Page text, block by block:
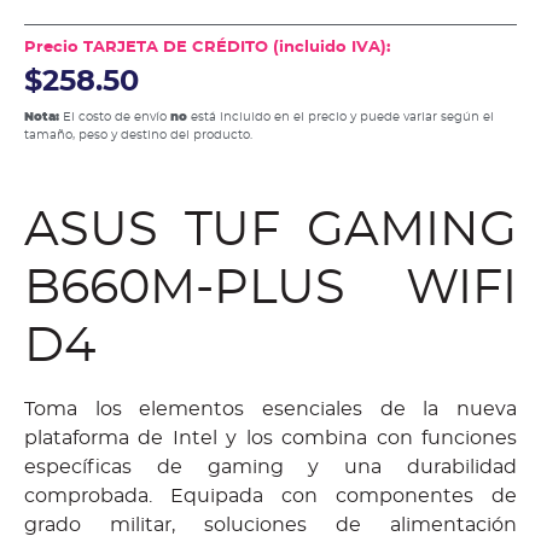
Precio TARJETA DE CRÉDITO (incluido IVA):
$258.50
Nota: El costo de envío no está incluido en el precio y puede variar según el
tamaño, peso y destino del producto.
ASUS TUF GAMING
B660M-PLUS WIFI
D4
Toma los elementos esenciales de la nueva
plataforma de Intel y los combina con funciones
específicas de gaming y una durabilidad
comprobada. Equipada con componentes de
grado militar, soluciones de alimentación